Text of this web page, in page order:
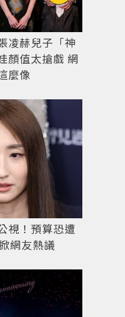
凌赫兒子「神
顏值太搶戲 網
麼像
視！預算恐遭
網友熱議